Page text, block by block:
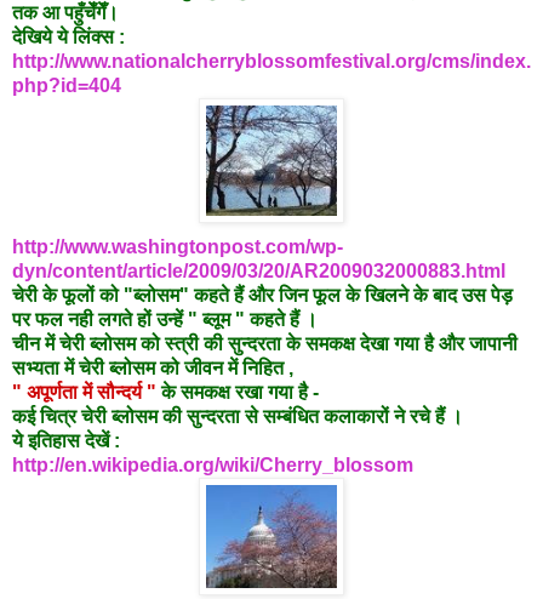
तक आ पहुँचेँगेँ।
देखिये ये लिंक्स :
http://www.nationalcherryblossomfestival.org/cms/index.
php?id=404
http://www.washingtonpost.com/wp-
dyn/content/article/2009/03/20/AR2009032000883.html
चेरी के फूलों को "ब्लोसम" कहते हैं और जिन फूल के खिलने के बाद उस पेड़
पर फल नही लगते हों उन्हें " ब्लूम " कहते हैं ।
चीन में चेरी ब्लोसम को स्त्री की सुन्दरता के समकक्ष देखा गया है और जापानी
सभ्यता में चेरी ब्लोसम को जीवन में निहित ,
" अपूर्णता में सौन्दर्य "के समकक्ष रखा गया है -
कई चित्र चेरी ब्लोसम की सुन्दरता से सम्बंधित कलाकारों ने रचे हैं ।
ये इतिहास देखें :
http://en.wikipedia.org/wiki/Cherry_blossom